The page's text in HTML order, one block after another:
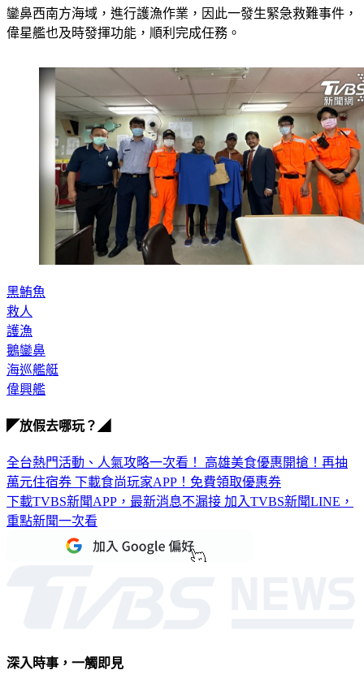
鑾鼻西南方海域，進行護漁作業，因此一發生緊急救難事件，
偉星艦也及時發揮功能，順利完成任務。
黑鮪魚
救人
護漁
鵝鑾鼻
海巡艦艇
偉興艦
◤放假去哪玩？◢
全台熱門活動、人氣攻略一次看！ 高雄美食優惠開搶！再抽
萬元住宿券 下載食尚玩家APP！免費領取優惠券
下載TVBS新聞APP，最新消息不漏接 加入TVBS新聞LINE，
重點新聞一次看
深入時事，一觸即見